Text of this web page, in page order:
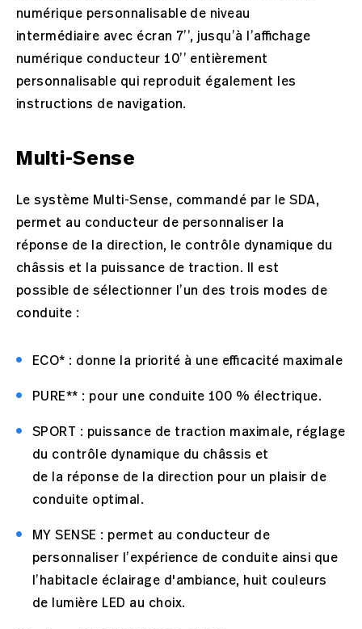
numérique personnalisable de niveau
intermédiaire avec écran 7’’, jusqu’à l’affichage
numérique conducteur 10’’ entièrement
personnalisable qui reproduit également les
instructions de navigation.
Multi-Sense
Le système Multi-Sense, commandé par le SDA,
permet au conducteur de personnaliser la
réponse de la direction, le contrôle dynamique du
châssis et la puissance de traction. Il est
possible de sélectionner l’un des trois modes de
conduite :
ECO* : donne la priorité à une efficacité maximale
PURE** : pour une conduite 100 % électrique.
SPORT : puissance de traction maximale, réglage
du contrôle dynamique du châssis et
de la réponse de la direction pour un plaisir de
conduite optimal.
MY SENSE : permet au conducteur de
personnaliser l’expérience de conduite ainsi que
l’habitacle éclairage d'ambiance, huit couleurs
de lumière LED au choix.